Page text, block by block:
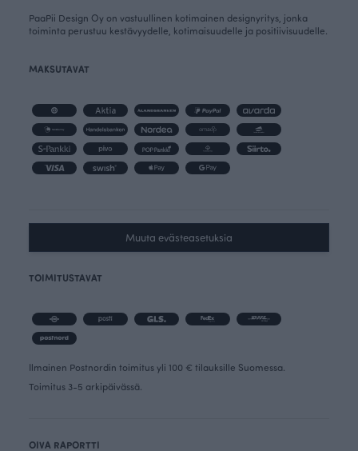
PaaPii Design Oy on vastuullinen kotimainen designyritys, jonka
toiminta perustuu kestävyydelle, kotimaisuudelle ja positiivisuudelle.
MAKSUTAVAT
Muuta evästeasetuksia
TOIMITUSTAVAT
Ilmainen Postnordin toimitus yli 100 € tilauksille Suomessa.
Toimitus 3-5 arkipäivässä.
OIVA RAPORTTI